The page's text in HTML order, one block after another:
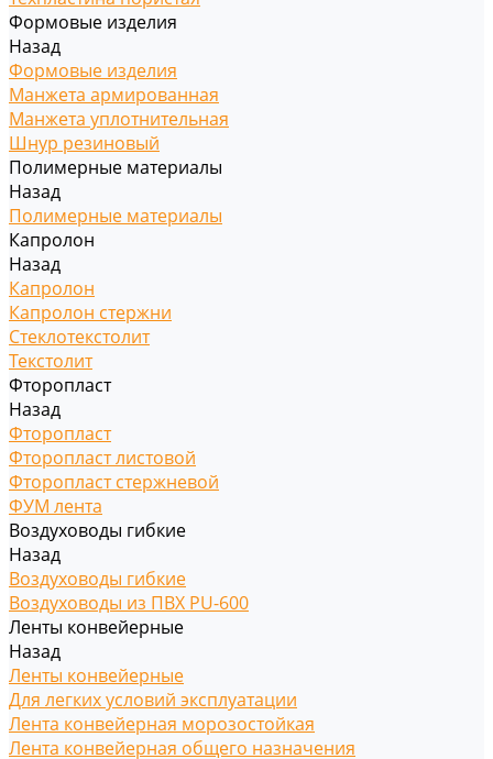
Формовые изделия
Назад
Формовые изделия
Манжета армированная
Манжета уплотнительная
Шнур резиновый
Полимерные материалы
Назад
Полимерные материалы
Капролон
Назад
Капролон
Капролон стержни
Стеклотекстолит
Текстолит
Фторопласт
Назад
Фторопласт
Фторопласт листовой
Фторопласт стержневой
ФУМ лента
Воздуховоды гибкие
Назад
Воздуховоды гибкие
Воздуховоды из ПВХ PU-600
Ленты конвейерные
Назад
Ленты конвейерные
Для легких условий эксплуатации
Лента конвейерная морозостойкая
Лента конвейерная общего назначения